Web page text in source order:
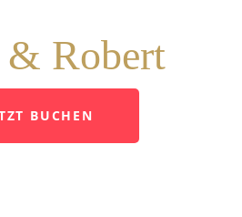
Robert
BUCHEN